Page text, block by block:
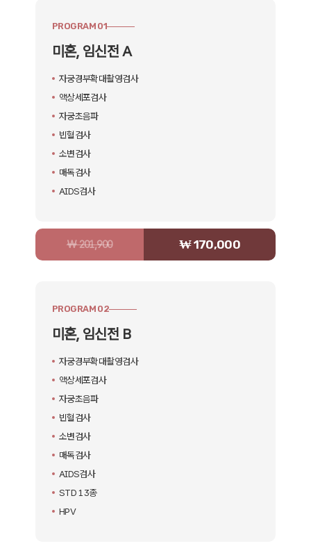
PROGRAM 01
미혼, 임신전 A
자궁경부확대촬영검사
액상세포검사
자궁초음파
빈혈검사
소변검사
매독검사
AIDS검사
₩ 201,900 ₩ 170,000
PROGRAM 02
미혼, 임신전 B
자궁경부확대촬영검사
액상세포검사
자궁초음파
빈혈검사
소변검사
매독검사
AIDS검사
STD 13종
HPV